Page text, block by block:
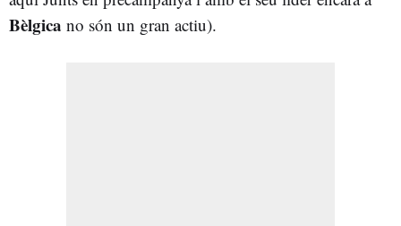
Bèlgica no són un gran actiu).